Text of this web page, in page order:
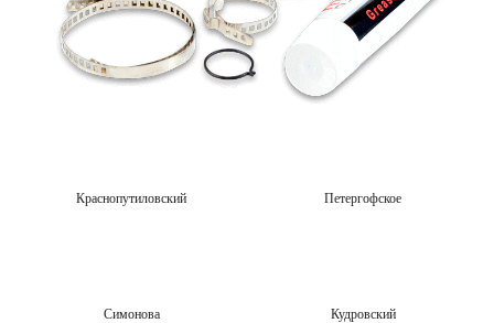
Краснопутиловский Петергофское
Симонова Кудровский